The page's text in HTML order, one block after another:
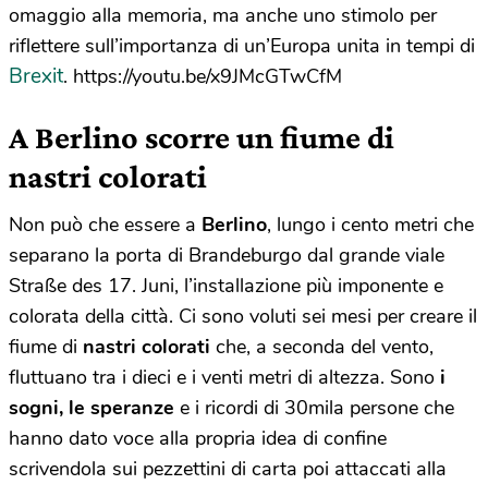
omaggio alla memoria, ma anche uno stimolo per
riflettere sull’importanza di un’Europa unita in tempi di
Brexit. https://youtu.be/x9JMcGTwCfM
A Berlino scorre un fiume di
nastri colorati
Non può che essere a Berlino, lungo i cento metri che
separano la porta di Brandeburgo dal grande viale
Straße des 17. Juni, l’installazione più imponente e
colorata della città. Ci sono voluti sei mesi per creare il
fiume di nastri colorati che, a seconda del vento,
fluttuano tra i dieci e i venti metri di altezza. Sono i
sogni, le speranze e i ricordi di 30mila persone che
hanno dato voce alla propria idea di confine
scrivendola sui pezzettini di carta poi attaccati alla